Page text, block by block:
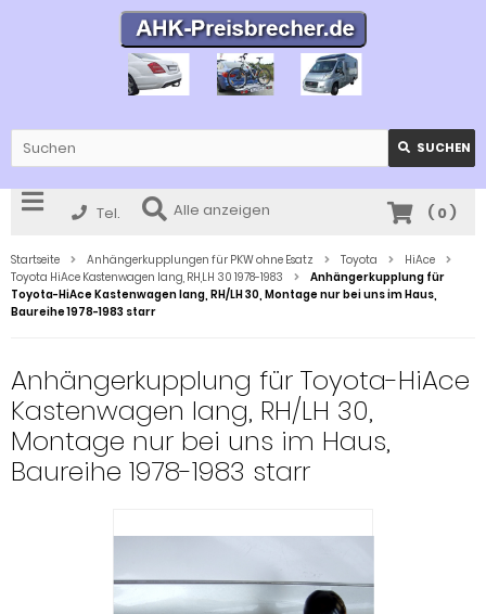
SUCHEN
Tel. Alle anzeigen ( 0)
Startseite Anhängerkupplungen für PKW ohne Esatz Toyota
HiAce
Toyota HiAce Kastenwagen lang, RH,LH 30 1978-1983
Anhängerkupplung für
Toyota-HiAce Kastenwagen lang, RH/LH 30, Montage nur bei uns im Haus,
Baureihe 1978-1983 starr
Anhängerkupplung für Toyota-HiAce
Kastenwagen lang, RH/LH 30,
Montage nur bei uns im Haus,
Baureihe 1978-1983 starr